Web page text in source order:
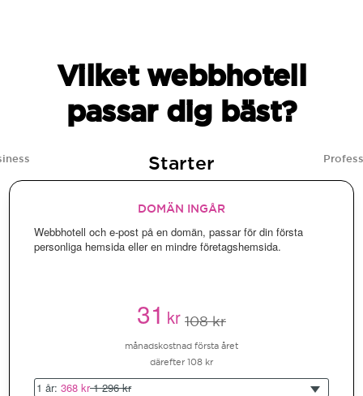
Vilket webbhotell
passar dig bäst?
Starter
DOMÄN INGÅR
Webbhotell och e-post på en domän, passar för din första
personliga hemsida eller en mindre företagshemsida.
31kr 108 kr
månadskostnad första året
därefter 108 kr
1 år: 368 kr1 296 kr